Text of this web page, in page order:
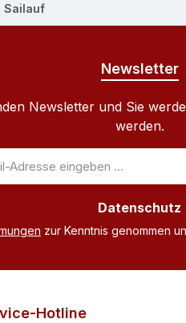
Sailauf
Newsletter
Newsletter und Sie
werden.
Datenschutz
zur Kenntnis genommen
Hotline